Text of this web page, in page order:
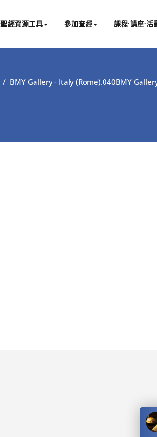
聖經資源工具 參加查經 課程∙講座∙活
/ BMY Gallery - Italy (Rome).040BMY